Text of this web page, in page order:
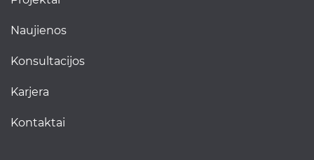
naujienos
konsultacijos
karjera
kontaktai